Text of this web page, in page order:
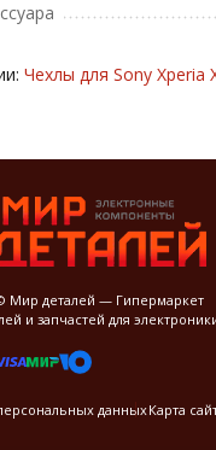
Чехлы для Sony Xperia
Мир деталей — Гипермаркет
и запчастей для
данныхКарта